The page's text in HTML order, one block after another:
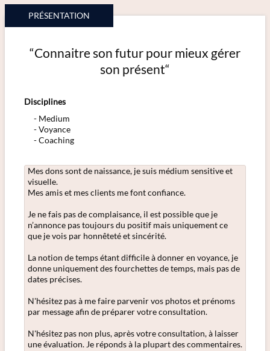
PRÉSENTATION
“Connaitre son futur pour mieux gérer
son présent“
Disciplines
Medium
Voyance
Coaching
Mes dons sont de naissance, je suis médium sensitive et
visuelle.
Mes amis et mes clients me font confiance.
Je ne fais pas de complaisance, il est possible que je
n’annonce pas toujours du positif mais uniquement ce
que je vois par honnêteté et sincérité.
La notion de temps étant difficile à donner en voyance, je
donne uniquement des fourchettes de temps, mais pas de
dates précises.
N'hésitez pas à me faire parvenir vos photos et prénoms
par message afin de préparer votre consultation.
N'hésitez pas non plus, après votre consultation, à laisser
une évaluation. Je réponds à la plupart des commentaires.